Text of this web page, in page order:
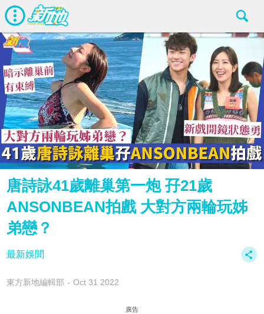
唐詩詠41歲離巢第一炮 孖21歲
ANSONBEAN拍戲 大對方兩輪玩姊
弟戀？
最新娛聞
東方新地編輯部 Oct 31 2022
廣告